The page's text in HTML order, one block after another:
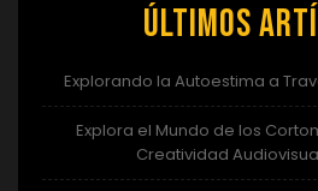
Últimos
Explorando la Autoestima a
Explora el Mundo de los
Creatividad